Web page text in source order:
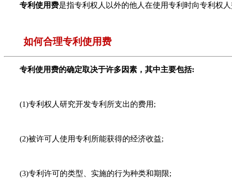
专利使用费是指专利权人以外的他人在使用专利时向专利权
如何合理专利使用费
专利使用费的确定取决于许多因素，其中主要包括:
(1)专利权人研究开发专利所支出的费用;
(2)被许可人使用专利所能获得的经济收益;
(3)专利许可的类型、实施的行为种类和期限;